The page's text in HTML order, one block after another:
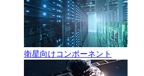
衛星向けコンポーネント